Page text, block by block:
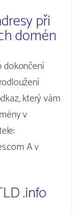
při
domén
dokončení
který vám
v
A v
.info